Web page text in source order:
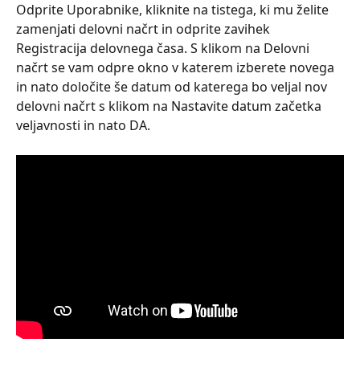
Odprite Uporabnike, kliknite na tistega, ki mu želite
zamenjati delovni načrt in odprite zavihek
Registracija delovnega časa. S klikom na Delovni
načrt se vam odpre okno v katerem izberete novega
in nato določite še datum od katerega bo veljal nov
delovni načrt s klikom na Nastavite datum začetka
veljavnosti in nato DA.